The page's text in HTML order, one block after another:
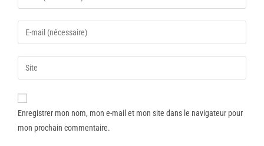
Enregistrer mon nom, mon e-mail et mon site dans le navigateur pour
mon prochain commentaire.